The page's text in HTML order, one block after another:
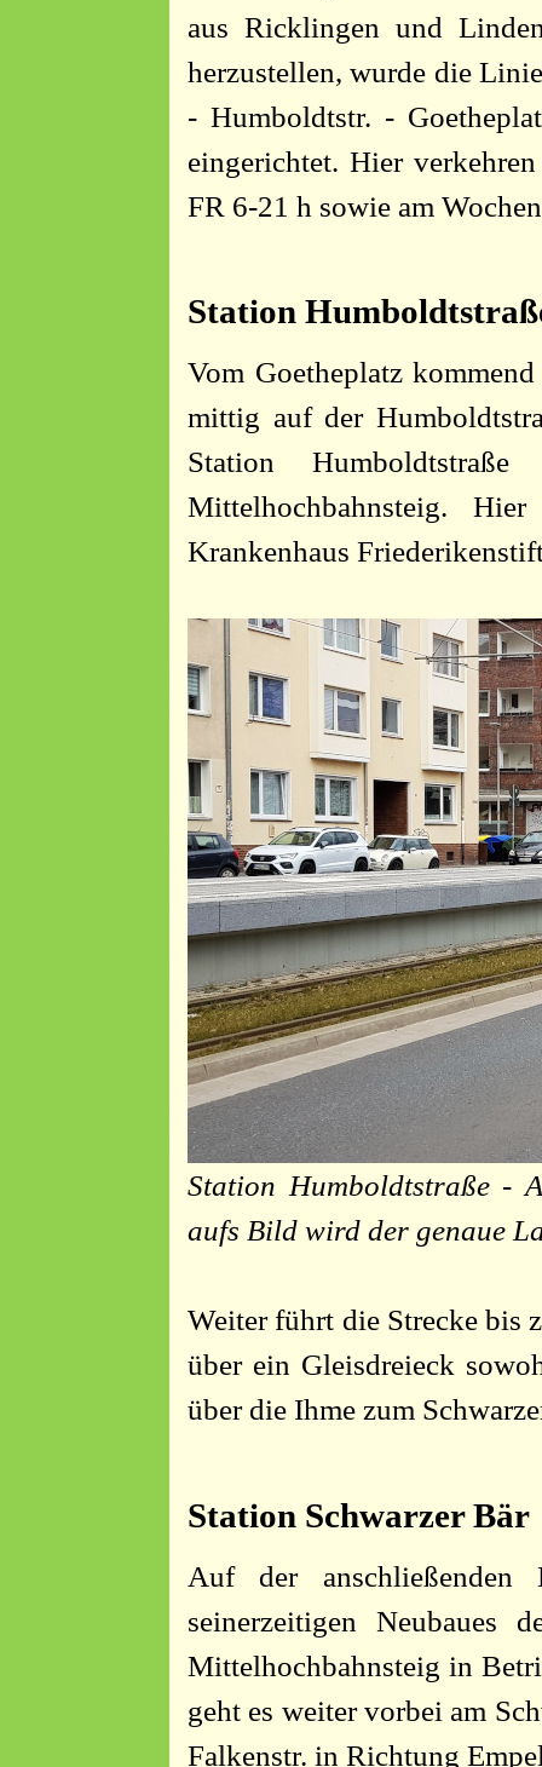
aus Ricklingen und
herzustellen, wurde die
- Humboldtstr. -
eingerichtet. Hier
FR 6-21 h sowie am
Station
Vom Goetheplatz
mittig auf der
Station
Mittelhochbahnsteig.
Krankenhaus
Station Humboldtstraße -
aufs Bild wird der genaue
Weiter führt die Strecke bis
über ein Gleisdreieck
über die Ihme zum
Station Schwarzer Bär
Auf der
seinerzeitigen Neubaues
Mittelhochbahnsteig in
geht es weiter vorbei am
Falkenstr. in Richtung